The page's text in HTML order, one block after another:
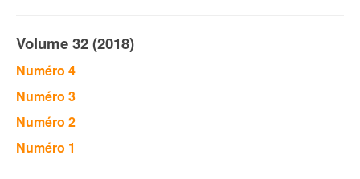
Volume 32 (2018)
Numéro 4
Numéro 3
Numéro 2
Numéro 1